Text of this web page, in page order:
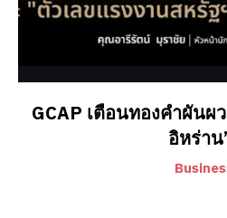
GCAP เตือนทองคำผันผ
อิหร่า